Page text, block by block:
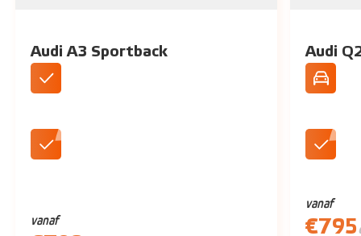
Audi A3 Sportback
vanaf
Audi
vanaf
€795